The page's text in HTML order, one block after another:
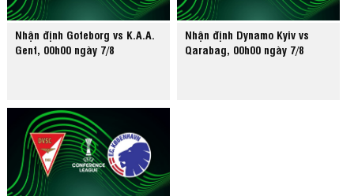
Nhận định Goteborg vs K.A.A.
Gent, 00h00 ngày 7/8
Nhận định Dynamo Kyiv vs
Qarabag, 00h00 ngày 7/8